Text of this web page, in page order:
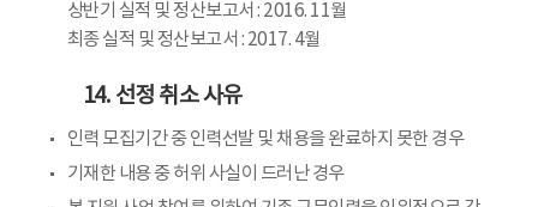
상반기 실적 및 정산보고서 : 2016. 11월
최종 실적 및 정산보고서 : 2017. 4월
14. 선정 취소 사유
인력 모집기간 중 인력선발 및 채용을 완료하지 못한 경우
기재한 내용 중 허위 사실이 드러난 경우